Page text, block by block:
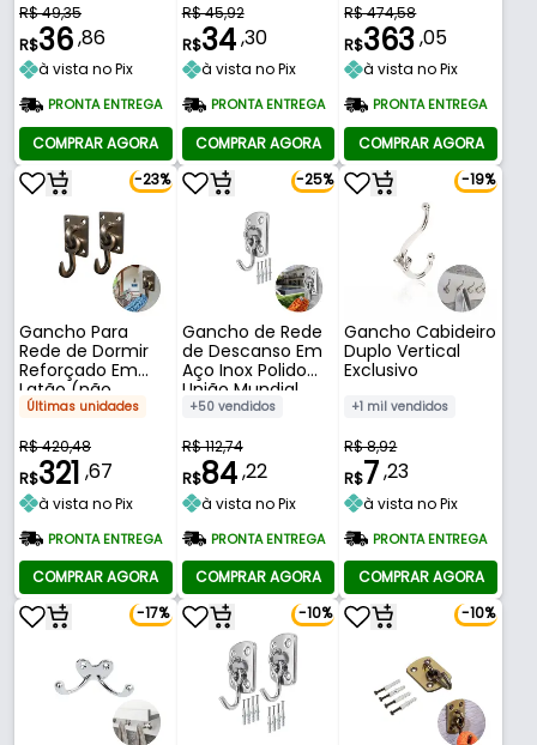
R$ 49,35
R$36,86
à vista no Pix
PRONTA ENTREGA
COMPRAR AGORA
R$ 45,92
R$34,30
à vista no Pix
PRONTA ENTREGA
COMPRAR AGORA
R$ 474,58
R$363,05
à vista no Pix
PRONTA ENTREGA
COMPRAR AGORA
-23%
Gancho Para
Rede de Dormir
Reforçado Em
Latão (não
Enferruja) Antique
Últimas unidades
R$ 420,48
R$321 ,67
à vista no Pix
PRONTA ENTREGA
COMPRAR AGORA
-25%
Gancho de Rede
de Descanso Em
Aço Inox Polido
União Mundial
+50 vendidos
R$ 112,74
R$84,22
à vista no Pix
PRONTA ENTREGA
COMPRAR AGORA
-19%
Gancho Cabideiro
Duplo Vertical
Exclusivo
+1 mil vendidos
R$ 8,92
R$7,23
à vista no Pix
PRONTA ENTREGA
COMPRAR AGORA
-17%
-10% -10%